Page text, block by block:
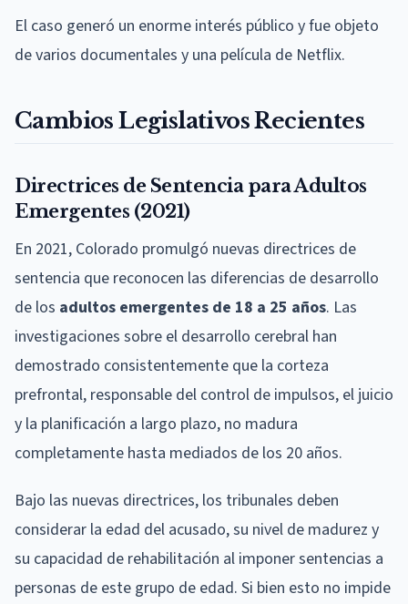
El caso generó un enorme interés público y fue objeto
de varios documentales y una película de Netflix.
Cambios Legislativos Recientes
Directrices de Sentencia para Adultos
Emergentes (2021)
En 2021, Colorado promulgó nuevas directrices de
sentencia que reconocen las diferencias de desarrollo
de los adultos emergentes de 18 a 25 años. Las
investigaciones sobre el desarrollo cerebral han
demostrado consistentemente que la corteza
prefrontal, responsable del control de impulsos, el juicio
y la planificación a largo plazo, no madura
completamente hasta mediados de los 20 años.
Bajo las nuevas directrices, los tribunales deben
considerar la edad del acusado, su nivel de madurez y
su capacidad de rehabilitación al imponer sentencias a
personas de este grupo de edad. Si bien esto no impide